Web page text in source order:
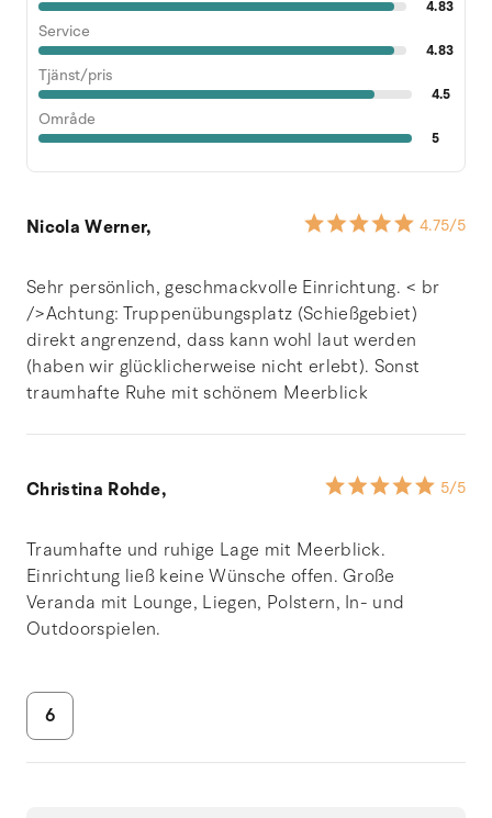
4.83
Service
4.83
Tjänst/pris
4.5
Område
5
Nicola Werner, 4.75/5
Sehr persönlich, geschmackvolle Einrichtung. < br
/>Achtung: Truppenübungsplatz (Schießgebiet)
direkt angrenzend, dass kann wohl laut werden
(haben wir glücklicherweise nicht erlebt). Sonst
traumhafte Ruhe mit schönem Meerblick
Christina Rohde, 5/5
Traumhafte und ruhige Lage mit Meerblick.
Einrichtung ließ keine Wünsche offen. Große
Veranda mit Lounge, Liegen, Polstern, In- und
Outdoorspielen.
6